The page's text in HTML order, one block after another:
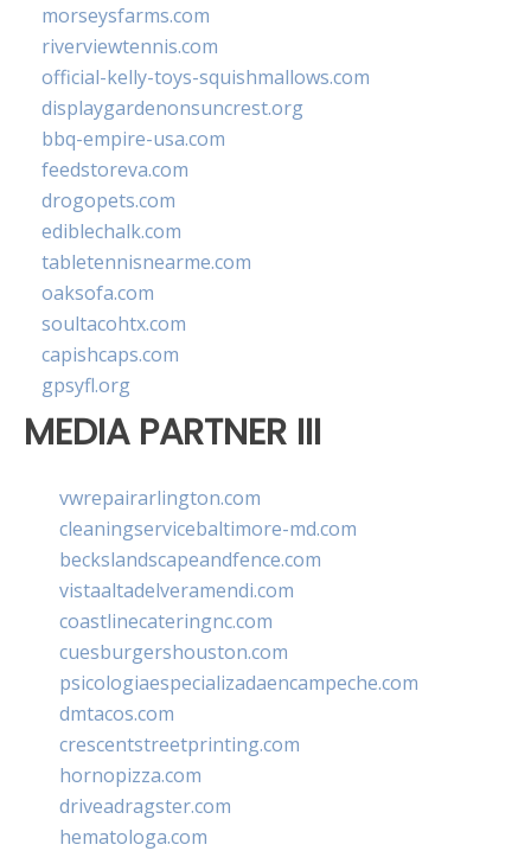
morseysfarms.com
riverviewtennis.com
official-kelly-toys-squishmallows.com
displaygardenonsuncrest.org
bbq-empire-usa.com
feedstoreva.com
drogopets.com
ediblechalk.com
tabletennisnearme.com
oaksofa.com
soultacohtx.com
capishcaps.com
gpsyfl.org
MEDIA PARTNER III
vwrepairarlington.com
cleaningservicebaltimore-md.com
beckslandscapeandfence.com
vistaaltadelveramendi.com
coastlinecateringnc.com
cuesburgershouston.com
psicologiaespecializadaencampeche.com
dmtacos.com
crescentstreetprinting.com
hornopizza.com
driveadragster.com
hematologa.com